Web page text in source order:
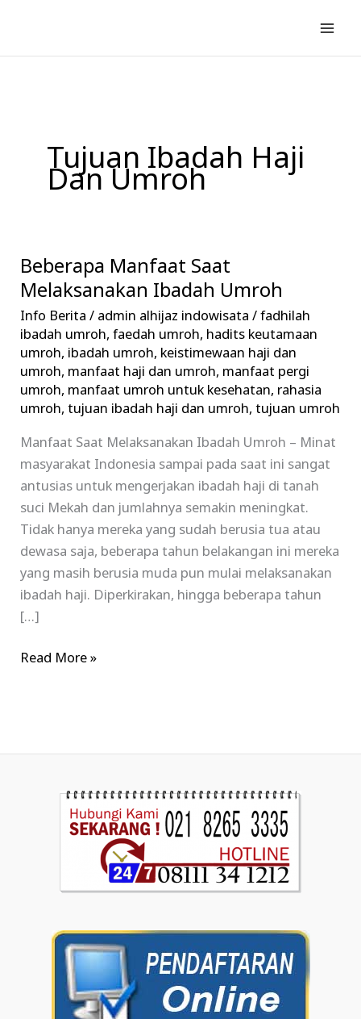
konten
Tujuan Ibadah Haji
Dan Umroh
Beberapa Manfaat Saat
Melaksanakan Ibadah Umroh
Info Berita / admin alhijaz indowisata/fadhilah
ibadah umroh,faedah umroh, hadits keutamaan
umroh, ibadah umroh, keistimewaan haji dan
umroh, manfaat haji dan umroh, manfaat pergi
umroh, manfaat umroh untuk kesehatan, rahasia
umroh,tujuan ibadah haji dan umroh,tujuan umroh
Manfaat Saat Melaksanakan Ibadah Umroh – Minat
masyarakat Indonesia sampai pada saat ini sangat
antusias untuk mengerjakan ibadah haji di tanah
suci Mekah dan jumlahnya semakin meningkat.
Tidak hanya mereka yang sudah berusia tua atau
dewasa saja, beberapa tahun belakangan ini mereka
yang masih berusia muda pun mulai melaksanakan
ibadah haji. Diperkirakan, hingga beberapa tahun
[…]
Beberapa
Manfaat
Saat
Melaksanakan
Ibadah
Umroh
Read More »